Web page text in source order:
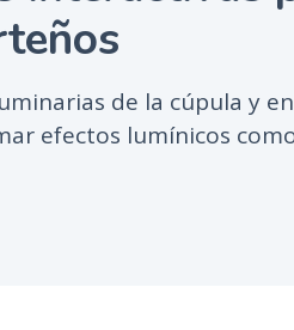
de la cúpula y
efectos lumínicos